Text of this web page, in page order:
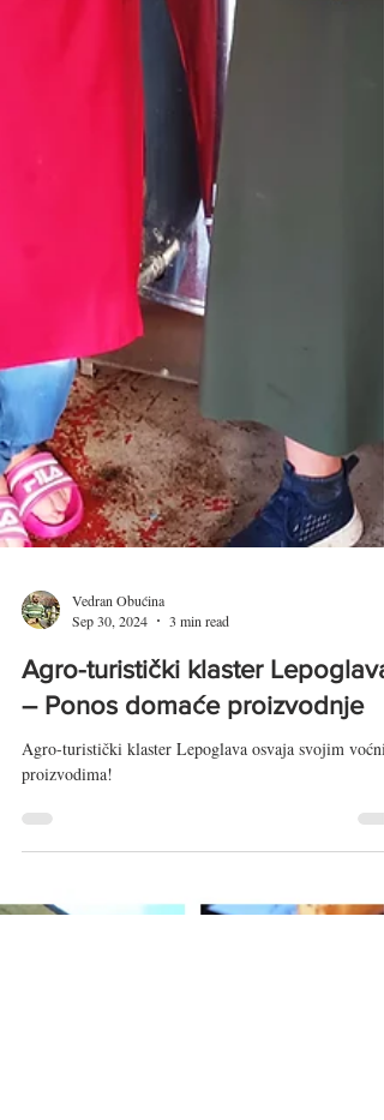
Vedran Obućina
Sep 30, 2024
3 min read
– Ponos domaće proizvodnje
Agro-turistički klaster Lepoglava osvaja svojim